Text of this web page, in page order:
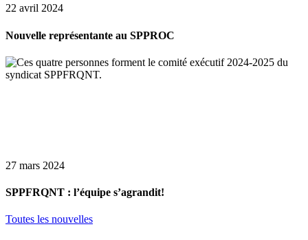
22 avril 2024
Nouvelle représentante au SPPROC
27 mars 2024
SPPFRQNT : l’équipe s’agrandit!
Toutes les nouvelles